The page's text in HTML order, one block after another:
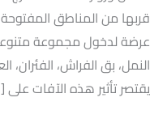
قربها من المناطق
عرضة لدخول مجموعة
النمل، بق الفراش، الفئران،
يقتصر تأثير هذه الآفات